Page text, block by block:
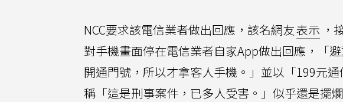
NCC要求該電信業者做出回應，該名網友表示 ，
對手機畫面停在電信業者自家App做出回應，「
開通門號，所以才拿客人手機。」並以「199元
稱「這是刑事案件，已多人受害。」似乎還是擺